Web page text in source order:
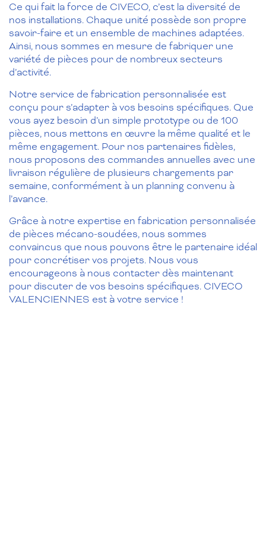
Ce qui fait la force de CIVECO, c’est la diversité de
nos installations. Chaque unité possède son propre
savoir-faire et un ensemble de machines adaptées.
Ainsi, nous sommes en mesure de fabriquer une
variété de pièces pour de nombreux secteurs
d’activité.
Notre service de fabrication personnalisée est
conçu pour s’adapter à vos besoins spécifiques. Que
vous ayez besoin d’un simple prototype ou de 100
pièces, nous mettons en œuvre la même qualité et le
même engagement. Pour nos partenaires fidèles,
nous proposons des commandes annuelles avec une
livraison régulière de plusieurs chargements par
semaine, conformément à un planning convenu à
l’avance.
Grâce à notre expertise en fabrication personnalisée
de pièces mécano-soudées, nous sommes
convaincus que nous pouvons être le partenaire idéal
pour concrétiser vos projets. Nous vous
encourageons à nous contacter dès maintenant
pour discuter de vos besoins spécifiques. CIVECO
VALENCIENNES est à votre service !